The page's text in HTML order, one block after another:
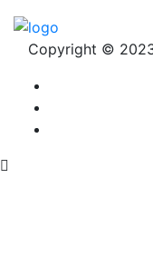
Copyright ©